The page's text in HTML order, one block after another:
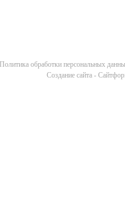
Политика обработки персональных
Cоздание сайта -